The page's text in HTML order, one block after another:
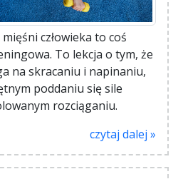
człowieka to coś
To lekcja o tym, że
na skracaniu i napinaniu,
poddaniu się sile
rozciąganiu.
czytaj dalej »